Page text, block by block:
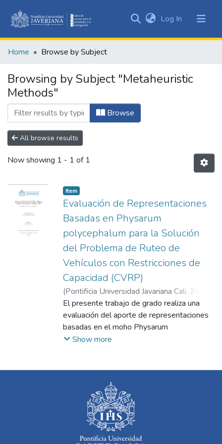
&
All of DSpace
Log In (current)
Home Browse by Subject
Browsing by Subject "Metaheuristic
Methods"
Browse
All browse results
Now showing 1 - 1 of 1
Item
Evaluación de Representaciones
Basadas en Physarum
polycephalum para la Solución
del Problema de Ruteo de
Vehículos con Restricciones de
Capacidad (CVRP)
(Pontificia Universidad Javariana Cali, 2025
Blanco Ríos, Laura Sofía;Paz Roa, Juan
Camilo
El presente trabajo de grado realiza una
evaluación del aporte de representaciones
basadas en el moho Physarum
polycephalum en algoritmos de solución
(CVRP). En el desarrollo del trabajose
implementa un algoritmo híbrido de
optimización por colonia de hormigas con
ciertas representaciones basadas en el
comportamiento del moho mucilaginoso
Show more